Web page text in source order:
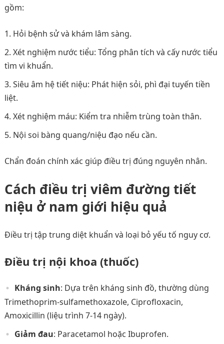
gồm:
Hỏi bệnh sử và khám lâm sàng.
Xét nghiệm nước tiểu: Tổng phân tích và cấy nước tiểu
tìm vi khuẩn.
Siêu âm hệ tiết niệu: Phát hiện sỏi, phì đại tuyến tiền
liệt.
Xét nghiệm máu: Kiểm tra nhiễm trùng toàn thân.
Nội soi bàng quang/niệu đạo nếu cần.
Chẩn đoán chính xác giúp điều trị đúng nguyên nhân.
Cách điều trị viêm đường tiết
niệu ở nam giới hiệu quả
Điều trị tập trung diệt khuẩn và loại bỏ yếu tố nguy cơ.
Điều trị nội khoa (thuốc)
Kháng sinh: Dựa trên kháng sinh đồ, thường dùng
Trimethoprim-sulfamethoxazole, Ciprofloxacin,
Amoxicillin (liệu trình 7-14 ngày).
Giảm đau: Paracetamol hoặc Ibuprofen.